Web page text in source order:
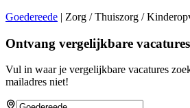
Goedereede | Zorg / Thuiszorg /
Ontvang vergelijkbare
Vul in waar je vergelijkbare vacatures
mailadres niet!